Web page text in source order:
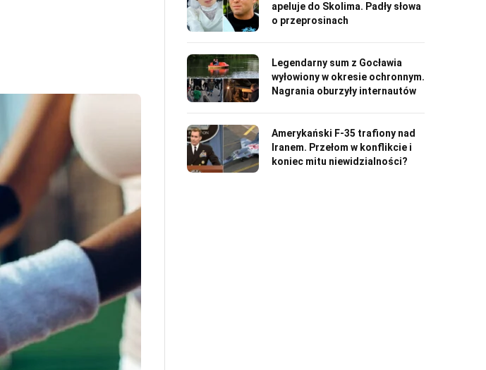
apeluje do Skolima. Padły słowa
o przeprosinach
Legendarny sum z Gocławia
wyłowiony w okresie ochronnym.
Nagrania oburzyły internautów
Amerykański F-35 trafiony nad
Iranem. Przełom w konflikcie i
koniec mitu niewidzialności?